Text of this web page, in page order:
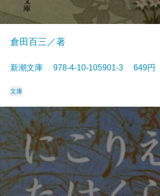
倉田百三／著
新潮文庫 978-4-10-105901-3 649円
文庫